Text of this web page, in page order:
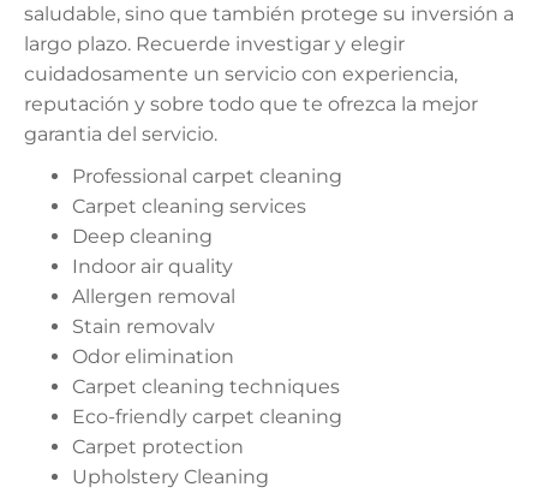
saludable, sino que también protege su inversión a
largo plazo. Recuerde investigar y elegir
cuidadosamente un servicio con experiencia,
reputación y sobre todo que te ofrezca la mejor
garantia del servicio.
Professional carpet cleaning
Carpet cleaning services
Deep cleaning
Indoor air quality
Allergen removal
Stain removalv
Odor elimination
Carpet cleaning techniques
Eco-friendly carpet cleaning
Carpet protection
Upholstery Cleaning